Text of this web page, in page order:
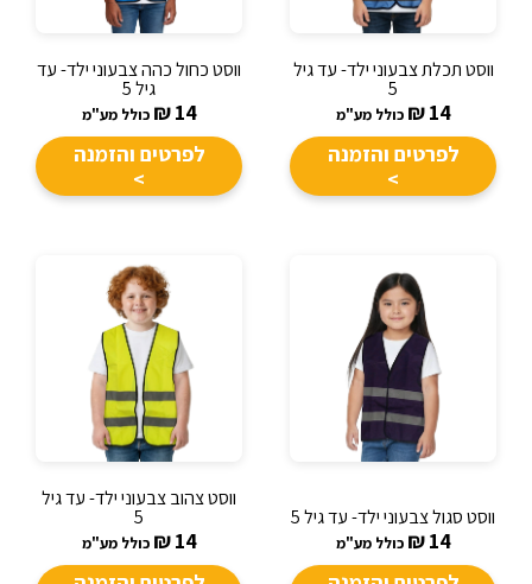
ווסט תכלת צבעוני ילד- עד גיל
5
14
₪ כולל מע"מ
לפרטים והזמנה
>
ווסט כחול כהה צבעוני ילד- עד
גיל 5
14
₪ כולל מע"מ
לפרטים והזמנה
>
ווסט סגול צבעוני ילד- עד גיל 5
14
₪ כולל מע"מ
ווסט צהוב צבעוני ילד- עד גיל
5
14
₪ כולל מע"מ